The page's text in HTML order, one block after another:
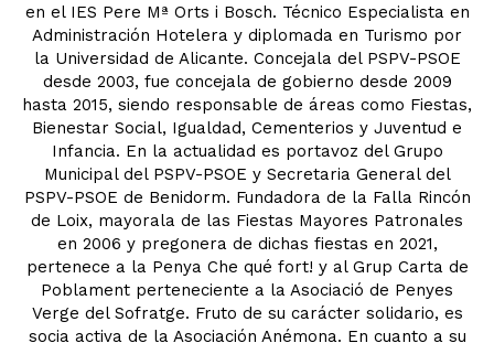
en el IES Pere Mª Orts i Bosch. Técnico Especialista en
Administración Hotelera y diplomada en Turismo por
la Universidad de Alicante. Concejala del PSPV-PSOE
desde 2003, fue concejala de gobierno desde 2009
hasta 2015, siendo responsable de áreas como Fiestas,
Bienestar Social, Igualdad, Cementerios y Juventud e
Infancia. En la actualidad es portavoz del Grupo
Municipal del PSPV-PSOE y Secretaria General del
PSPV-PSOE de Benidorm. Fundadora de la Falla Rincón
de Loix, mayorala de las Fiestas Mayores Patronales
en 2006 y pregonera de dichas fiestas en 2021,
pertenece a la Penya Che qué fort! y al Grup Carta de
Poblament perteneciente a la Asociació de Penyes
Verge del Sofratge. Fruto de su carácter solidario, es
socia activa de la Asociación Anémona. En cuanto a su